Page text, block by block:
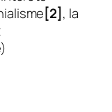
[2], la